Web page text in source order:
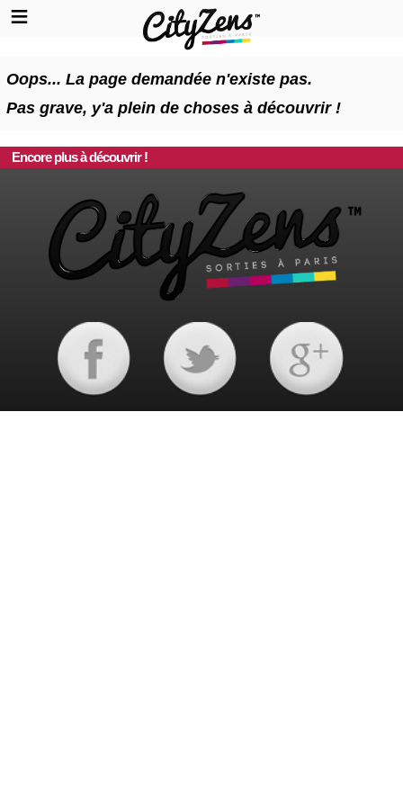
Oops... La page demandée n'existe pas.
Pas grave, y'a plein de choses à découvrir !
Encore plus à découvrir !